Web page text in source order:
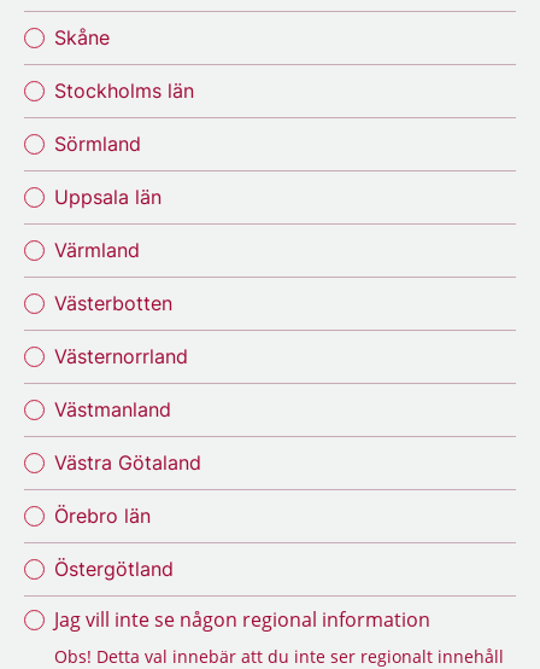
Skåne
Stockholms län
Sörmland
Uppsala län
Värmland
Västerbotten
Västernorrland
Västmanland
Västra Götaland
Örebro län
Östergötland
Jag vill inte se någon regional information
Obs! Detta val innebär att du inte ser regionalt innehåll